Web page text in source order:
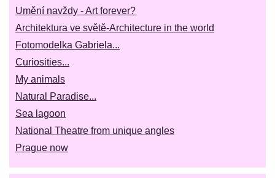
Umění navždy - Art forever?
Architektura ve světě-Architecture in the world
Fotomodelka Gabriela...
Curiosities...
My animals
Natural Paradise...
Sea lagoon
National Theatre from unique angles
Prague now